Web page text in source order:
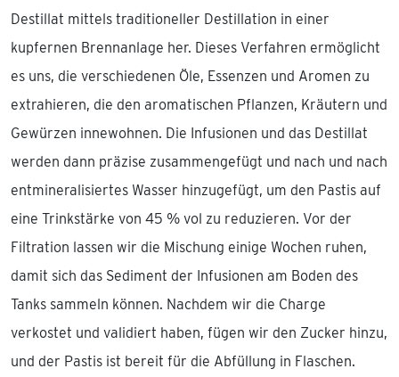
Destillat mittels traditioneller Destillation in einer
kupfernen Brennanlage her. Dieses Verfahren ermöglicht
es uns, die verschiedenen Öle, Essenzen und Aromen zu
extrahieren, die den aromatischen Pflanzen, Kräutern und
Gewürzen innewohnen. Die Infusionen und das Destillat
werden dann präzise zusammengefügt und nach und nach
entmineralisiertes Wasser hinzugefügt, um den Pastis auf
eine Trinkstärke von 45 % vol zu reduzieren. Vor der
Filtration lassen wir die Mischung einige Wochen ruhen,
damit sich das Sediment der Infusionen am Boden des
Tanks sammeln können. Nachdem wir die Charge
verkostet und validiert haben, fügen wir den Zucker hinzu,
und der Pastis ist bereit für die Abfüllung in Flaschen.